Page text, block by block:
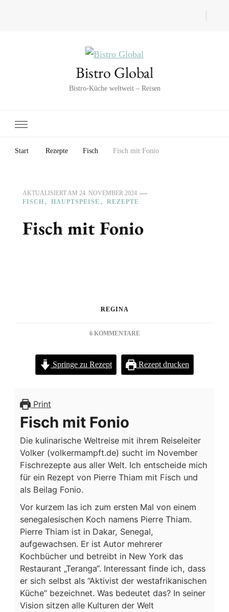
Bistro Global
Bistro-Küche weltweit – Reisen
Start Rezepte Fisch Fisch mit Fonio
AKTUALISIERT AM 24. NOVEMBER 2024
FISCH
HAUPTSPEISE REZEPTE
Fisch mit Fonio
REGINA
6 KOMMENTAREZU
MIT
FONIO
Springe zu Rezept Rezept drucken
Print
Fisch mit Fonio
Die kulinarische Weltreise mit ihrem Reiseleiter
Volker (volkermampft.de) sucht im November
Fischrezepte aus aller Welt. Ich entscheide mich
für ein Rezept von Pierre Thiam mit Fisch und
als Beilag Fonio.
Vor kurzem las ich zum ersten Mal von einem
senegalesischen Koch namens Pierre Thiam.
Pierre Thiam ist in Dakar, Senegal,
aufgewachsen. Er ist Autor mehrerer
Kochbücher und betreibt in New York das
Restaurant „Teranga“. Interessant finde ich, dass
er sich selbst als “Aktivist der westafrikanischen
Küche“ bezeichnet. Was bedeutet das? In seiner
Vision sitzen alle Kulturen der Welt